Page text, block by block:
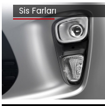
Sis Farları